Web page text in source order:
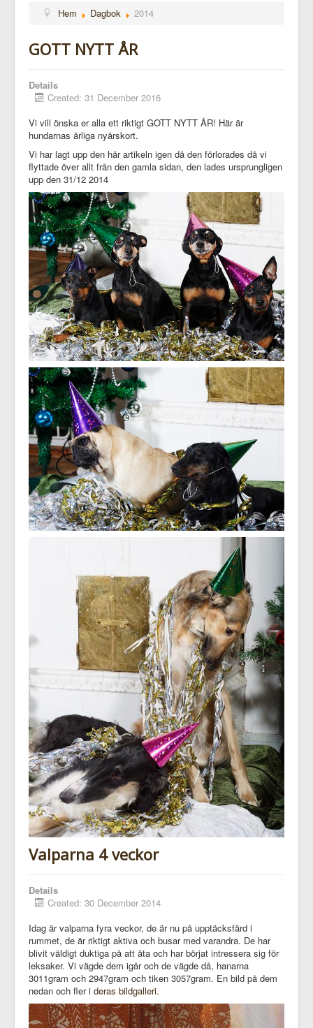
Hem Dagbok 2014
GOTT NYTT ÅR
Details
Created: 31 December 2016
Vi vill önska er alla ett riktigt GOTT NYTT ÅR! Här är
hundarnas årliga nyårskort.
Vi har lagt upp den här artikeln igen då den förlorades då vi
flyttade över allt från den gamla sidan, den lades ursprungligen
upp den 31/12 2014
Valparna 4 veckor
Details
Created: 30 December 2014
Idag är valparna fyra veckor, de är nu på upptäcksfärd i
rummet, de är riktigt aktiva och busar med varandra. De har
blivit väldigt duktiga på att äta och har börjat intressera sig för
leksaker. Vi vägde dem igår och de vägde då, hanarna
3011gram och 2947gram och tiken 3057gram. En bild på dem
nedan och fler i deras bildgalleri.